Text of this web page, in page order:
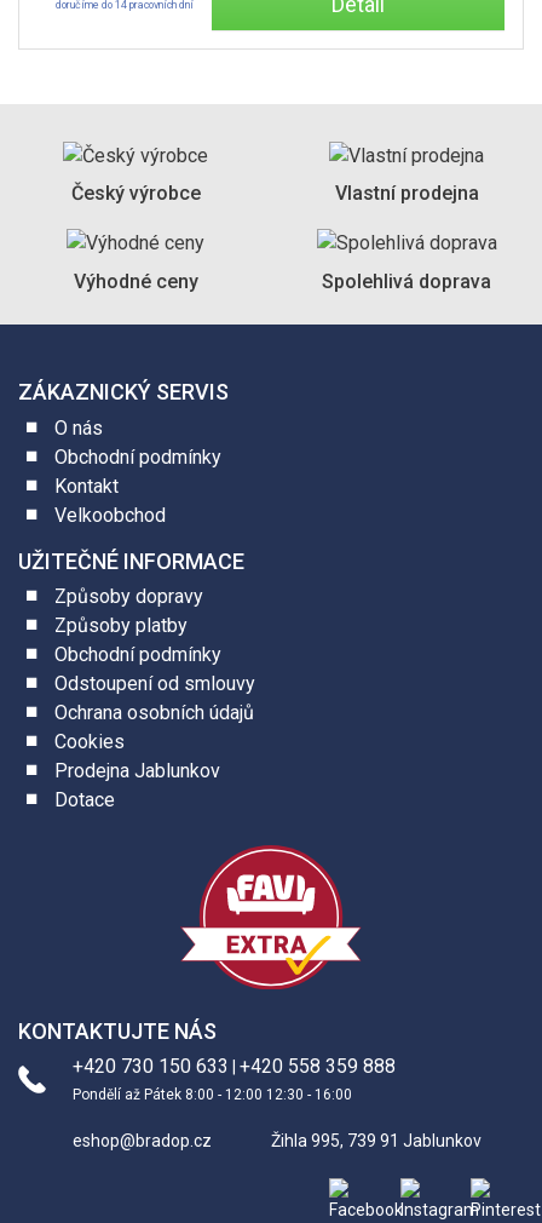
doručíme do 14 pracovních dní
Český výrobce Vlastní prodejna
Výhodné ceny Spolehlivá doprava
ZÁKAZNICKÝ SERVIS
O nás
Obchodní podmínky
Kontakt
Velkoobchod
UŽITEČNÉ INFORMACE
Způsoby dopravy
Způsoby platby
Obchodní podmínky
Odstoupení od smlouvy
Ochrana osobních údajů
Cookies
Prodejna Jablunkov
Dotace
KONTAKTUJTE NÁS
+420 730 150 633 +420 558 359 888
Pondělí až Pátek 8:00 - 12:00 12:30 - 16:00
eshop@bradop.cz Žihla 995, 739 91 Jablunkov